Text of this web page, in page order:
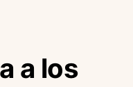
a los